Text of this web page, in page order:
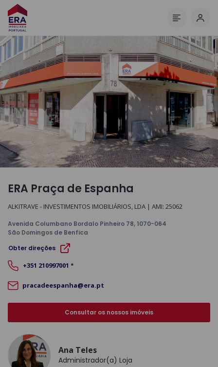
ERA Praça de Espanha
ALKITRAVE - INVESTIMENTOS IMOBILIÁRIOS, LDA | AMI: 25062
Avenida Columbano Bordalo Pinheiro 78, 1070-064
São Domingos de Benfica
Obter direções
+351 210997001 *
pracadeespanha@era.pt
Consultar os nossos imóveis
Ana Teles
Administrador(a) Loja